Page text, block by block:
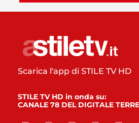
Scarica l'app di STILE TV HD
STILE TV HD in onda su:
CANALE 78 DEL DIGITALE